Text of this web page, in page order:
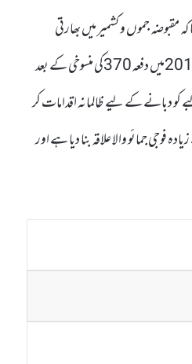
جموں و کشمیر میں بھارتی
فوجیوں کی طرف سے انسانی حقوق کی منظم خلاف ورزیاں ایک نیا معمول بن چکاہے۔انہوں نے کہا کہ اگست 2019میں دفعہ370کی منسوخی کے بعد
کو دبانے کے لیے ظالمانہ اقدامات کر
سب سے زیادہ فوجی جمائو والا علاقہ بنا دیا ہے اور